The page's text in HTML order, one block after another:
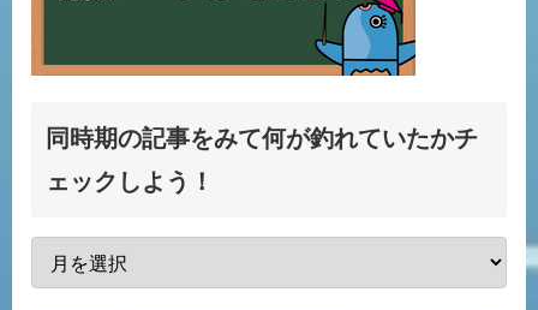
同時期の記事をみて何が釣れていたかチ
ェックしよう！